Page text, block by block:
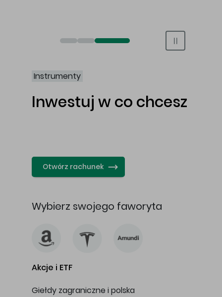
Otwórz rachunek maklerski online
Otwórz konto IKE/IKZE
Świat bez swap i prowizji
Instrumenty
Inwestuj w co chcesz
Otwórz rachunek
Wybierz swojego faworyta
Akcje i ETF
Giełdy zagraniczne i polska